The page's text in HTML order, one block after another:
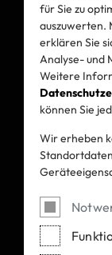
für Sie zu
auszuwerten.
erklären Sie
Analyse- und
Weitere
können Sie
Wir erheben